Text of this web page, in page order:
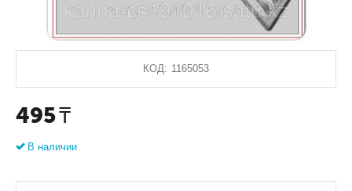
КОД: 1165053
495₸
В наличии